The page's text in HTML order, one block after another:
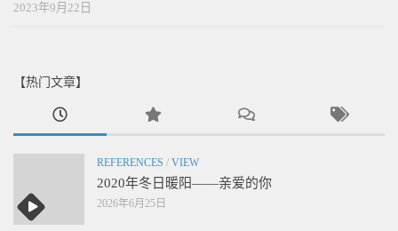
2023年9月22日
【热门文章】
REFERENCES / VIEW
2020年冬日暖阳——亲爱的你
2026年6月25日